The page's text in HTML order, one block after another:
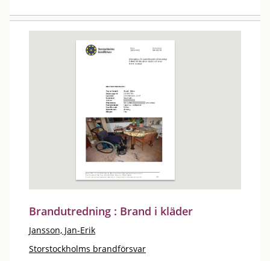
Brandutredning : Brand i kläder
Jansson, Jan-Erik
Storstockholms brandförsvar